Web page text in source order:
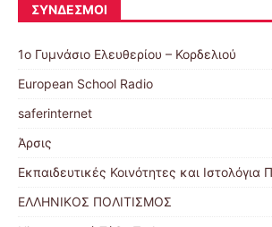
ΣΎΝΔΕΣΜΟΙ
1ο Γυμνάσιο Ελευθερίου – Κορδελιού
European School Radio
saferinternet
Άρσις
Εκπαιδευτικές Κοινότητες και Ιστολόγια
ΕΛΛΗΝΙΚΟΣ ΠΟΛΙΤΙΣΜΟΣ